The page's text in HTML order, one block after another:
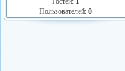
Пользователей: 0